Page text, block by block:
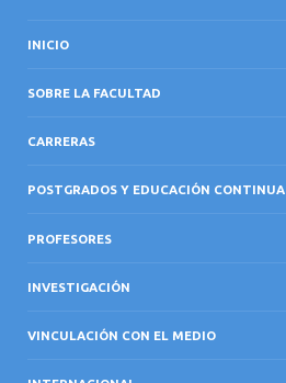
INICIO
SOBRE LA FACULTAD
CARRERAS
POSTGRADOS Y EDUCACIÓN CONTINUA
PROFESORES
INVESTIGACIÓN
VINCULACIÓN CON EL MEDIO